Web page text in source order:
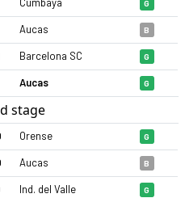
G
Aucas B
Barcelona SC G
Aucas G
stage
Orense G
Aucas B
Ind. del Valle G